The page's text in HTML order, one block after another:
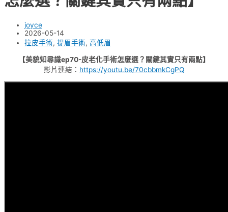
joyce
2026-05-14
拉皮手術, 提眉手術, 高低眉
【美貌知尋識ep70-皮老化手術怎麼選？關鍵其實只有兩點】
影片連結： https://youtu.be/70cbbmkCgPQ